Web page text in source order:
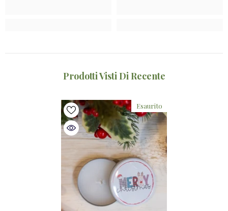
Prodotti Visti Di Recente
Esaurito